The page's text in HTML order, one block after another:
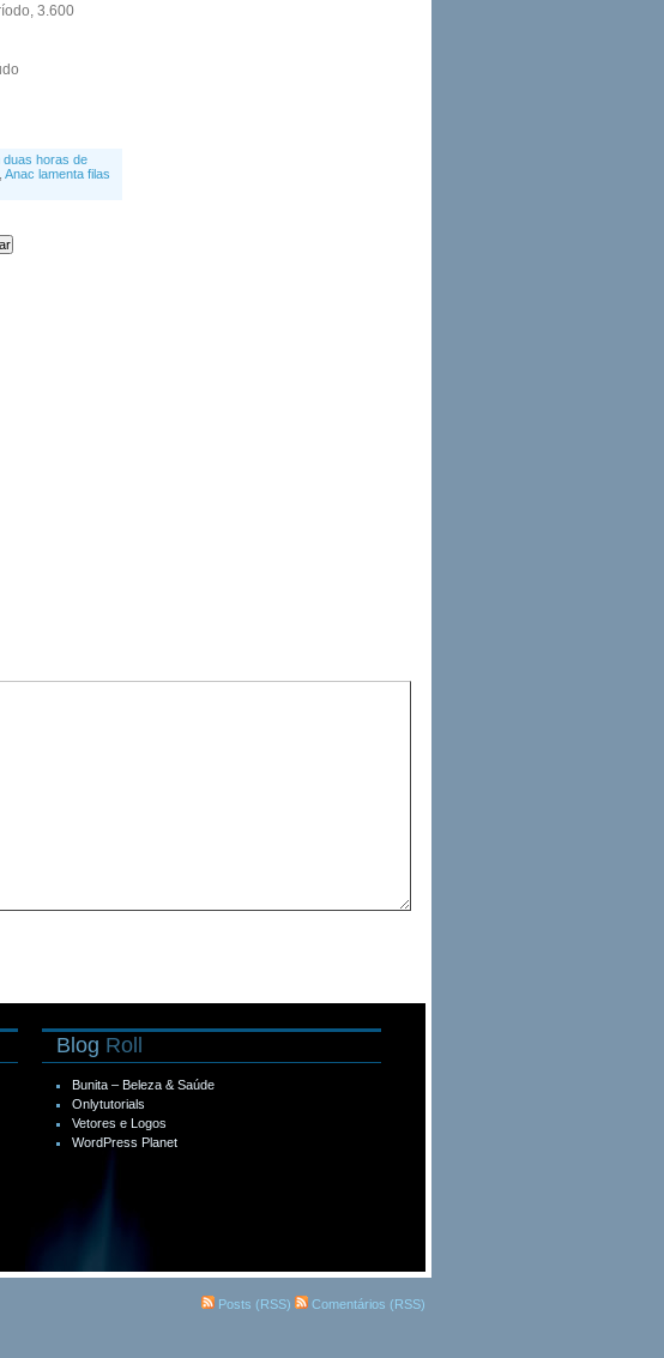
3.600
duas horas de
Anac lamenta filas
Blog Roll
Bunita – Beleza & Saúde
Onlytutorials
Vetores e Logos
WordPress Planet
Posts (RSS) Comentários (RSS)